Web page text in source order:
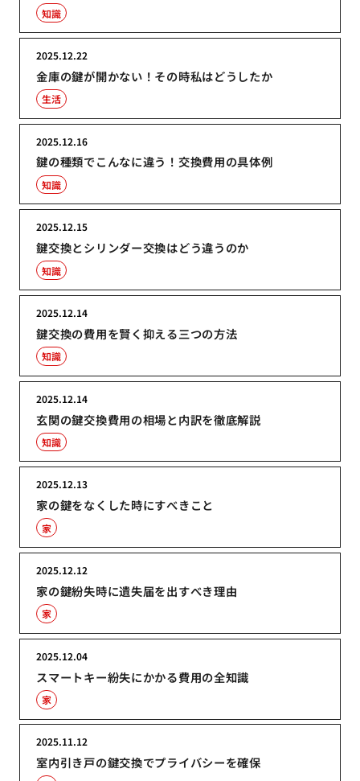
知識
金庫の鍵が開かない！その時私はどうしたか
2025.12.22
生活
鍵の種類でこんなに違う！交換費用の具体例
2025.12.16
知識
鍵交換とシリンダー交換はどう違うのか
2025.12.15
知識
鍵交換の費用を賢く抑える三つの方法
2025.12.14
知識
玄関の鍵交換費用の相場と内訳を徹底解説
2025.12.14
知識
家の鍵をなくした時にすべきこと
2025.12.13
家
家の鍵紛失時に遺失届を出すべき理由
2025.12.12
家
スマートキー紛失にかかる費用の全知識
2025.12.04
家
室内引き戸の鍵交換でプライバシーを確保
2025.11.12